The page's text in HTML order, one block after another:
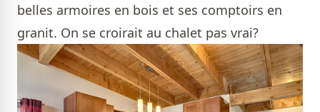
belles armoires en bois et ses comptoirs en
granit. On se croirait au chalet pas vrai?